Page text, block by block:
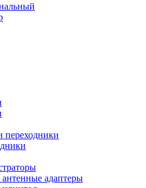
переходники
адаптеры